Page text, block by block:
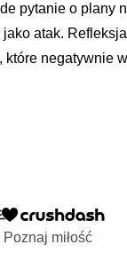
pytanie o plany
atak.
negatywnie
Poznaj miłość